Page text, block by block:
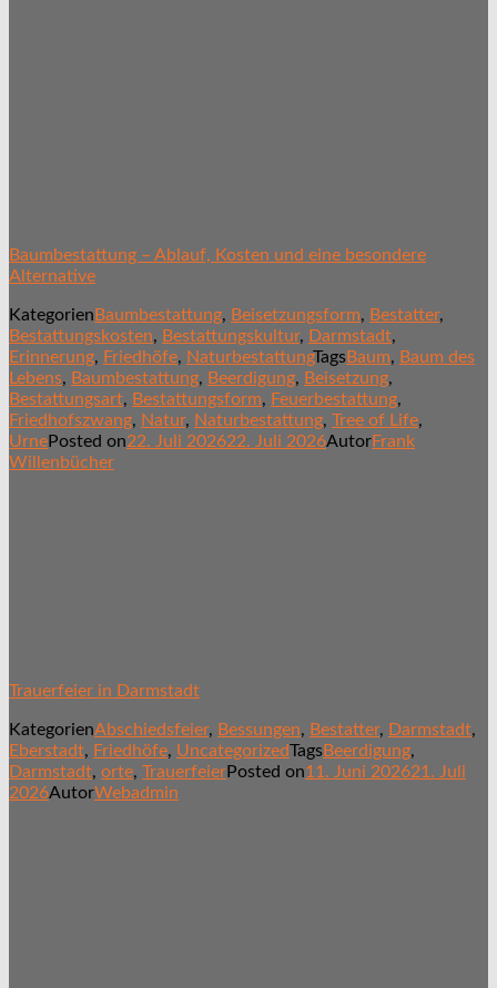
Baumbestattung – Ablauf, Kosten und eine besondere
Alternative
KategorienBaumbestattung, Beisetzungsform, Bestatter,
Bestattungskosten, Bestattungskultur, Darmstadt,
Erinnerung, Friedhöfe, NaturbestattungTagsBaum, Baum des
Lebens, Baumbestattung, Beerdigung, Beisetzung,
Bestattungsart, Bestattungsform, Feuerbestattung,
Friedhofszwang, Natur, Naturbestattung, Tree of Life,
UrnePosted on22. Juli 202622. Juli 2026AutorFrank
Willenbücher
Trauerfeier in Darmstadt
KategorienAbschiedsfeier, Bessungen, Bestatter, Darmstadt,
Eberstadt, Friedhöfe, UncategorizedTagsBeerdigung,
Darmstadt, orte, TrauerfeierPosted on11. Juni 202621. Juli
2026AutorWebadmin